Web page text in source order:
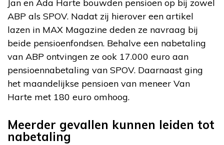
Jan en Ada Harte bouwden pensioen op bij zowel
ABP als SPOV. Nadat zij hierover een artikel
lazen in MAX Magazine deden ze navraag bij
beide pensioenfondsen. Behalve een nabetaling
van ABP ontvingen ze ook 17.000 euro aan
pensioennabetaling van SPOV. Daarnaast ging
het maandelijkse pensioen van meneer Van
Harte met 180 euro omhoog.
Meerder gevallen kunnen leiden tot
nabetaling